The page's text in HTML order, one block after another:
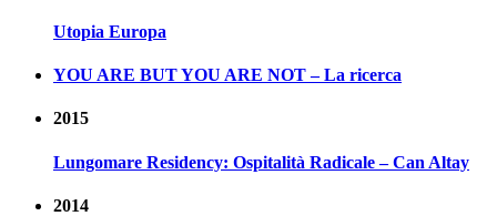
Utopia Europa
YOU ARE BUT YOU ARE NOT – La ricerca
2015
Lungomare Residency: Ospitalità Radicale – Can Altay
2014